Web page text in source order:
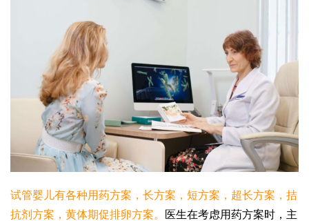
试管婴儿有各种用药方案，长方案，短方案，超长方案，拮
抗剂方案，黄体期促排卵方案。
医生在考虑用药方案时，主